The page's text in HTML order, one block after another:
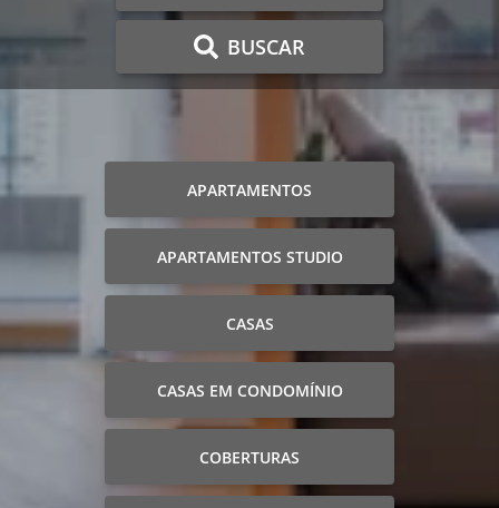
BUSCAR
APARTAMENTOS
APARTAMENTOS STUDIO
CASAS
CASAS EM CONDOMÍNIO
COBERTURAS